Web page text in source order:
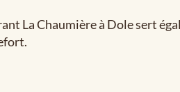
La Chaumière à Dole sert